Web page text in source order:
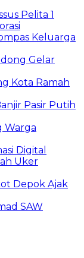
Pelita 1
Keluarga
Gelar
Kota Ramah
Pasir Putih
Warga
Digital
Uker
Depok Ajak
SAW